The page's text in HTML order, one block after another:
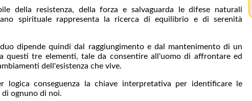
della resistenza, della forza e salvaguarda le difese naturali
spirituale rappresenta la ricerca di equilibrio e di serenità
dipende quindi dal raggiungimento e dal mantenimento di un
questi tre elementi, tale da consentire all'uomo di affrontare ed
dell'esistenza che vive.
logica conseguenza la chiave interpretativa per identificare le
ognuno di noi.